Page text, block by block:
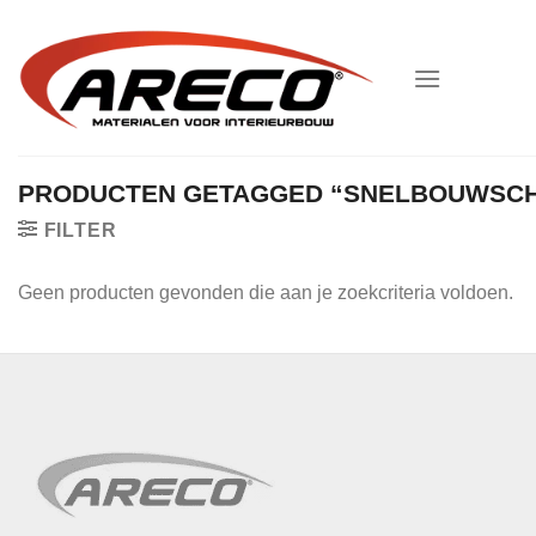
inhoud
PRODUCTEN GETAGGED
FILTER
Geen producten gevonden die aan je zoekcriteria voldoen.